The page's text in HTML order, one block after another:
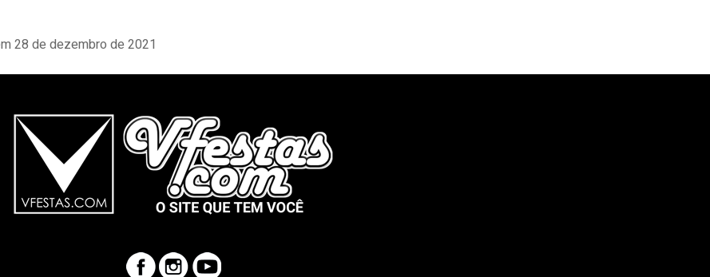
28 de dezembro de 2021